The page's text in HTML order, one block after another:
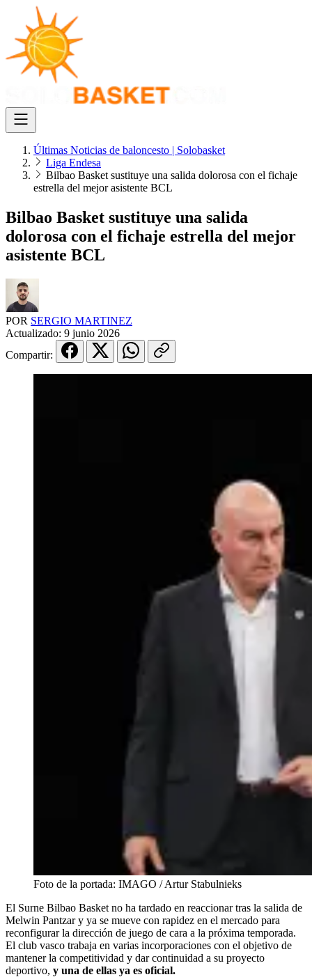
Últimas Noticias de baloncesto | Solobasket
Liga Endesa
Bilbao Basket sustituye una salida dolorosa con el fichaje
estrella del mejor asistente BCL
Bilbao Basket sustituye una salida
dolorosa con el fichaje estrella del mejor
asistente BCL
POR SERGIO MARTINEZ
Actualizado: 9 junio 2026
Compartir:
Foto de la portada: IMAGO / Artur Stabulnieks
El Surne Bilbao Basket no ha tardado en reaccionar tras la salida de
Melwin Pantzar y ya se mueve con rapidez en el mercado para
reconfigurar la dirección de juego de cara a la próxima temporada.
El club vasco trabaja en varias incorporaciones con el objetivo de
mantener la competitividad y dar continuidad a su proyecto
deportivo, y una de ellas ya es oficial.